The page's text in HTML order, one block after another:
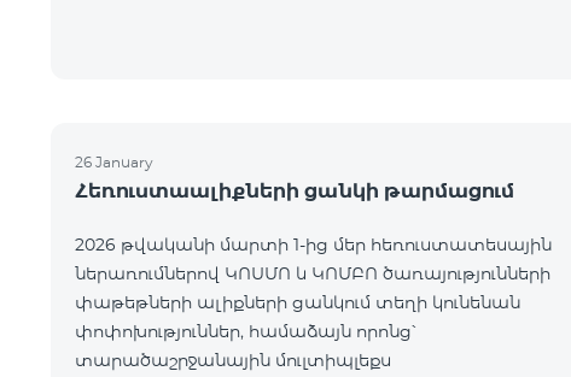
26 January
Հեռուստաալիքների ցանկի թարմացում
2026 թվականի մարտի 1-ից մեր հեռուստատեսային
ներառումներով ԿՈՍՄՈ և ԿՈՄԲՈ ծառայությունների
փաթեթների ալիքների ցանկում տեղի կունենան
փոփոխություններ, համաձայն որոնց՝
տարածաշրջանային մուլտիպլեքս